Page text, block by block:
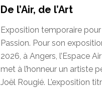
De l’Air, de l’Art
Exposition temporaire pour
Passion. Pour son
2026, à Angers, l’Espace
met à l’honneur un artiste
Joël Rougié. L’exposition